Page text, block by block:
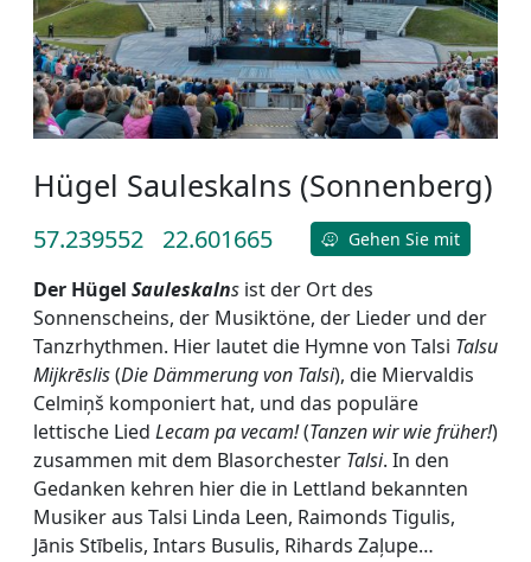
Hügel Sauleskalns (Sonnenberg)
57.239552 22.601665 Gehen Sie mit
Der Hügel Sauleskalns ist der Ort des
Sonnenscheins, der Musiktöne, der Lieder und der
Tanzrhythmen. Hier lautet die Hymne von Talsi Talsu
Mijkrēslis(Die Dämmerung von Talsi), die Miervaldis
Celmiņš komponiert hat, und das populäre
lettische Lied Lecam pa vecam!(Tanzen wir wie früher!)
zusammen mit dem Blasorchester Talsi. In den
Gedanken kehren hier die in Lettland bekannten
Musiker aus Talsi Linda Leen, Raimonds Tigulis,
Jānis Stībelis, Intars Busulis, Rihards Zaļupe…